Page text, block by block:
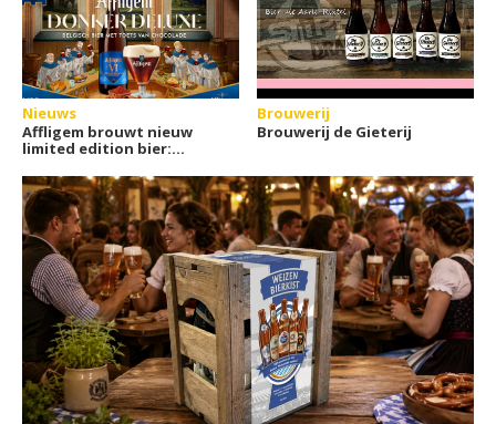
Nieuws
Affligem brouwt nieuw
limited edition bier:
Brouwerij
Brouwerij de Gieterij